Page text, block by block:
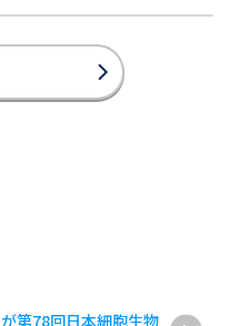
第78回日本細胞生物